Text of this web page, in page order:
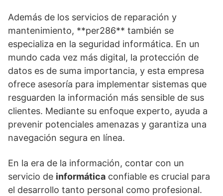
Además de los servicios de reparación y
mantenimiento, **per286** también se
especializa en la seguridad informática. En un
mundo cada vez más digital, la protección de
datos es de suma importancia, y esta empresa
ofrece asesoría para implementar sistemas que
resguarden la información más sensible de sus
clientes. Mediante su enfoque experto, ayuda a
prevenir potenciales amenazas y garantiza una
navegación segura en línea.
En la era de la información, contar con un
servicio de informática confiable es crucial para
el desarrollo tanto personal como profesional.